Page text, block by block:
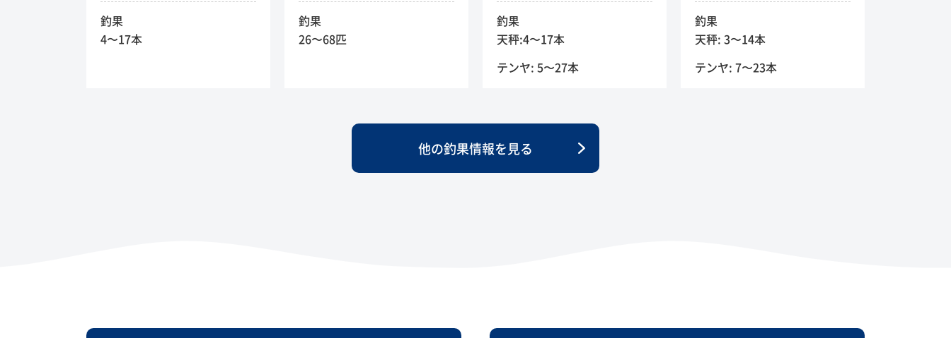
釣果
4〜17本
釣果
26〜68匹
釣果
天秤:4〜17本
テンヤ: 5〜27本
釣果
天秤: 3〜14本
テンヤ: 7〜23本
他の釣果情報を見る